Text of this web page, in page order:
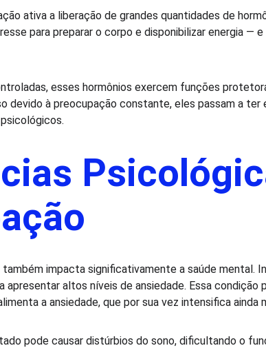
ativa a liberação de grandes quantidades de
para preparar o corpo e disponibilizar energia — e
esses hormônios exercem funções
devido à preocupação constante, eles passam a
impacta significativamente a saúde mental.
altos níveis de ansiedade. Essa condição
a ansiedade, que por sua vez intensifica ainda
pode causar distúrbios do sono, dificultando o